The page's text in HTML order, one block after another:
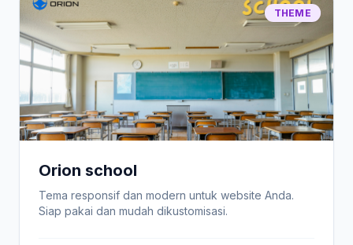
THEME
Orion school
Tema responsif dan modern untuk website Anda.
Siap pakai dan mudah dikustomisasi.